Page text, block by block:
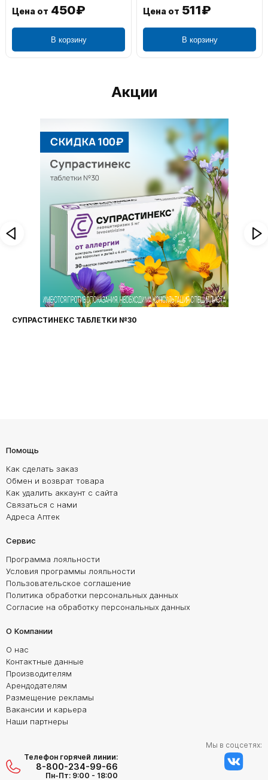
Цена от 450₽
В корзину
Цена от 511₽
В корзину
Акции
СУПРАСТИНЕКС ТАБЛЕТКИ №30
Помощь
Как сделать заказ
Обмен и возврат товара
Как удалить аккаунт с сайта
Связаться с нами
Адреса Аптек
Сервис
Программа лояльности
Условия программы лояльности
Пользовательское соглашение
Политика обработки персональных данных
Согласие на обработку персональных данных
О Компании
О нас
Контактные данные
Производителям
Арендодателям
Размещение рекламы
Вакансии и карьера
Наши партнеры
Телефон горячей линии:
8-800-234-99-66
Пн-Пт: 9:00 - 18:00
Мы в соцсетях: